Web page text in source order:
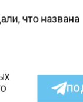
что названа